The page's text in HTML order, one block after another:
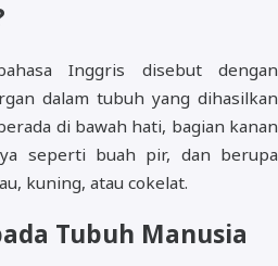
Inggris disebut dengan
dalam tubuh yang dihasilkan
di bawah hati, bagian kanan
seperti buah pir, dan berupa
kuning, atau cokelat.
Tubuh Manusia